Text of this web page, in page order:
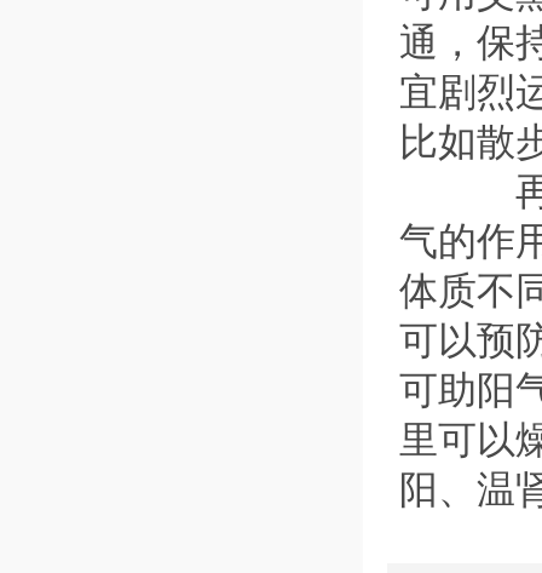
通，保
宜剧烈
比如散
再
气的作
体质不
可以预
可助阳
里可以
阳、温